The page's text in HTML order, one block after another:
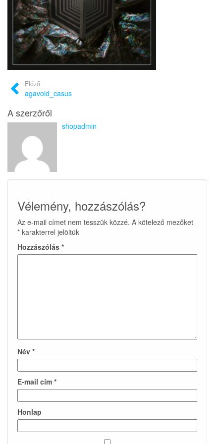
Előző
agavoid_casus
A szerzőről
shopadmin
Vélemény, hozzászólás?
Az e-mail címet nem tesszük közzé. A kötelező mezőket
* karakterrel jelöltük
Hozzászólás *
Név *
E-mail cím *
Honlap